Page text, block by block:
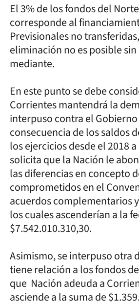
El 3% de los fondos del
corresponde al
Previsionales no
eliminación no es posible
mediante.
En este punto se debe
Corrientes mantendrá la
interpuso contra el
consecuencia de los saldos
los ejercicios desde el 2018 a
solicita que la Nación le
las diferencias en concepto
comprometidos en el
acuerdos complementarios
los cuales ascenderían a la
$7.542.010.310,30.
Asimismo, se interpuso otra
tiene relación a los fondos
que Nación adeuda a
asciende a la suma de